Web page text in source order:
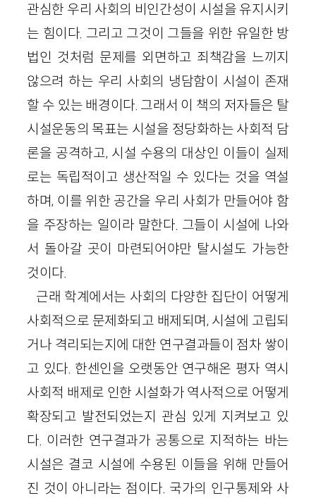
관심한 우리 사회의 비인간성이 시설을 유지시키
는 힘이다. 그리고 그것이 그들을 위한 유일한 방
법인 것처럼 문제를 외면하고 죄책감을 느끼지
않으려 하는 우리 사회의 냉담함이 시설이 존재
할 수 있는 배경이다. 그래서 이 책의 저자들은 탈
시설운동의 목표는 시설을 정당화하는 사회적 담
론을 공격하고, 시설 수용의 대상인 이들이 실제
로는 독립적이고 생산적일 수 있다는 것을 역설
하며, 이를 위한 공간을 우리 사회가 만들어야 함
을 주장하는 일이라 말한다. 그들이 시설에 나와
서 돌아갈 곳이 마련되어야만 탈시설도 가능한
것이다.
근래 학계에서는 사회의 다양한 집단이 어떻게
사회적으로 문제화되고 배제되며, 시설에 고립되
거나 격리되는지에 대한 연구결과들이 점차 쌓이
고 있다. 한센인을 오랫동안 연구해온 평자 역시
사회적 배제로 인한 시설화가 역사적으로 어떻게
확장되고 발전되었는지 관심 있게 지켜보고 있
다. 이러한 연구결과가 공통으로 지적하는 바는
시설은 결코 시설에 수용된 이들을 위해 만들어
진 것이 아니라는 점이다. 국가의 인구통제와 사